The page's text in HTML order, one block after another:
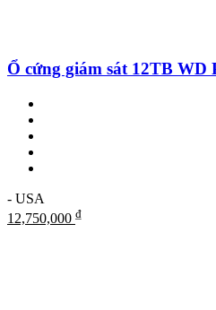
Ổ cứng giám sát 12TB WD
- USA
12,750,000 ₫